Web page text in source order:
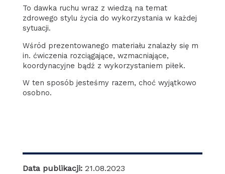
To dawka ruchu wraz z wiedzą na temat
zdrowego stylu życia do wykorzystania w każdej
sytuacji.
Wśród prezentowanego materiału znalazły się m
in. ćwiczenia rozciągające, wzmacniające,
koordynacyjne bądź z wykorzystaniem piłek.
W ten sposób jesteśmy razem, choć wyjątkowo
osobno.
Data publikacji: 21.08.2023